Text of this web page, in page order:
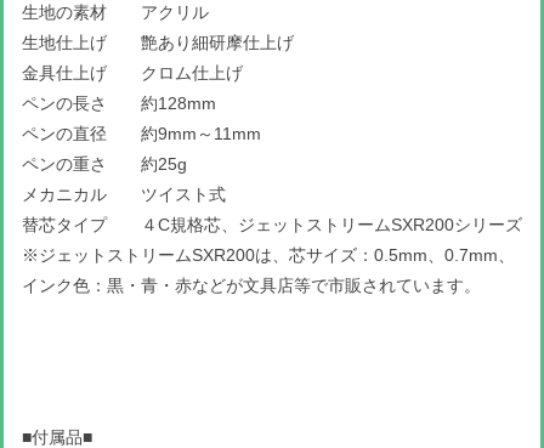
生地の素材 アクリル
生地仕上げ 艶あり細研摩仕上げ
金具仕上げ クロム仕上げ
ペンの長さ 約128mm
ペンの直径 約9mm～11mm
ペンの重さ 約25g
メカニカル ツイスト式
替芯タイプ ４C規格芯、ジェットストリームSXR200シリーズ
※ジェットストリームSXR200は、芯サイズ：0.5mm、0.7mm、
インク色：黒・青・赤などが文具店等で市販されています。
■付属品■